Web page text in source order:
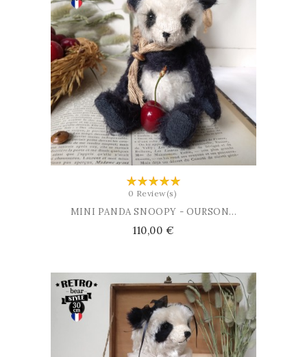
0 Review(s)
MINI PANDA SNOOPY - OURSON...
Prix
110,00 €